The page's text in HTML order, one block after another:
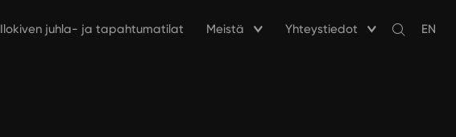
Ilokiven juhla- ja tapahtumatilat Meistä Yhteystiedot
Avaa
EN